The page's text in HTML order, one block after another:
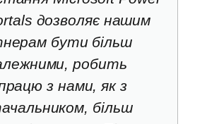
дозволяє нашим
бути більш
робить
з нами, як з
більш